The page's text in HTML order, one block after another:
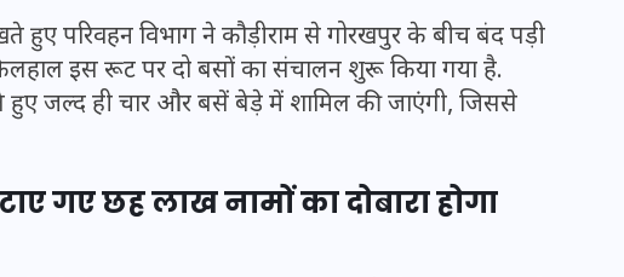
हुए परिवहन विभाग ने कौड़ीराम से गोरखपुर के बीच बंद पड़ी
इस रूट पर दो बसों का संचालन शुरू किया गया है.
हुए जल्द ही चार और बसें बेड़े में शामिल की जाएंगी, जिससे
गए छह लाख नामों का दोबारा होगा